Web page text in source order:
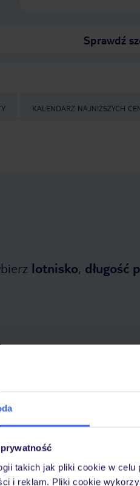
takich jak pliki cookie w
i reklam. Pliki cookie
Sprawdź
KALENDARZ NAJNIŻSZYCH
lotnisko, długość
biuro podróży